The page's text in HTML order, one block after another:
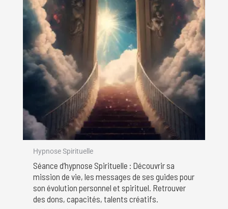
Hypnose Spirituelle
Séance d’hypnose Spirituelle : Découvrir sa
mission de vie, les messages de ses guides pour
son évolution personnel et spirituel. Retrouver
des dons, capacités, talents créatifs.